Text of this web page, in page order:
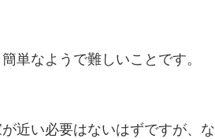
単なようで難しいことです。
近い必要はないはずですが、な